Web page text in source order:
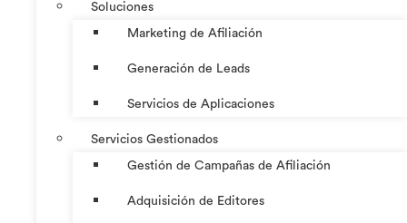
Soluciones
Marketing de Afiliación
Generación de Leads
Servicios de Aplicaciones
Servicios Gestionados
Gestión de Campañas de Afiliación
Adquisición de Editores